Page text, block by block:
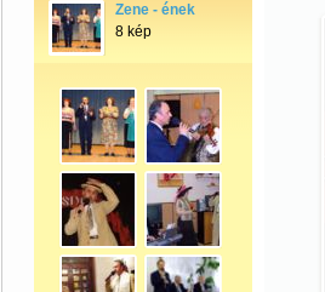
Zene - ének
8 kép